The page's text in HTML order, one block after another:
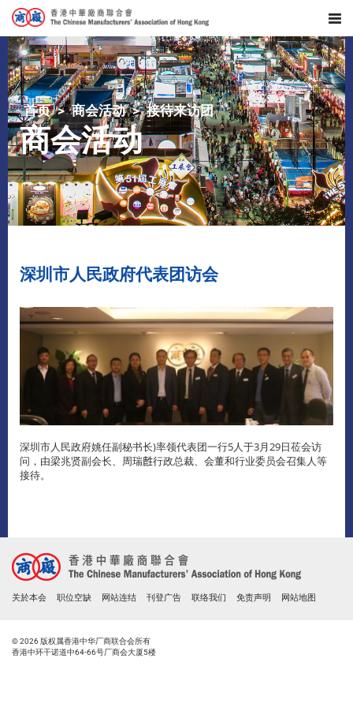
首页 商会活动 接待来访团
商会活动
深圳市人民政府代表团访会
深圳市人民政府姚任副秘书长)率领代表团一行5人于3月29日莅会访
问，由梁兆贤副会长、周瑞𪊟行政总裁、会董和行业委员会召集人等
接待。
关於本会 职位空缺 网站连结 刊登广告 联络我们 免责声明 网站地图
© 2026 版权属香港中华厂商联合会所有
香港中环干诺道中64-66号厂商会大厦5楼